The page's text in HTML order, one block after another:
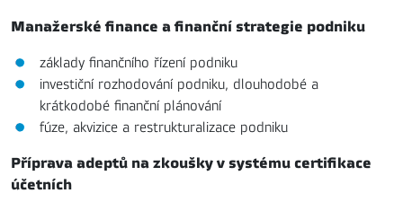
Manažerské finance a finanční strategie podniku
základy finančního řízení podniku
investiční rozhodování podniku, dlouhodobé a
krátkodobé finanční plánování
fúze, akvizice a restrukturalizace podniku
Příprava adeptů na zkoušky v systému certifikace
účetních